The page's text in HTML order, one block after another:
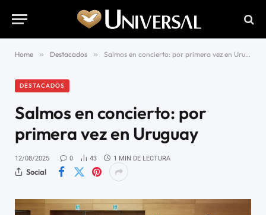
Home » Destacados » Salmos en concierto: por primera vez en Uruguay
DESTACADOS
Salmos en concierto: por
primera vez en Uruguay
12/08/2025 0 43 1 MIN DE LECTURA
Social